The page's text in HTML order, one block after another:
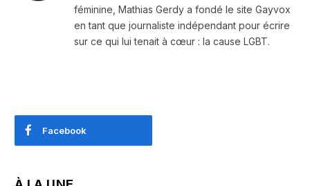
féminine, Mathias Gerdy a fondé le site Gayvox
en tant que journaliste indépendant pour écrire
sur ce qui lui tenait à cœur : la cause LGBT.
Facebook